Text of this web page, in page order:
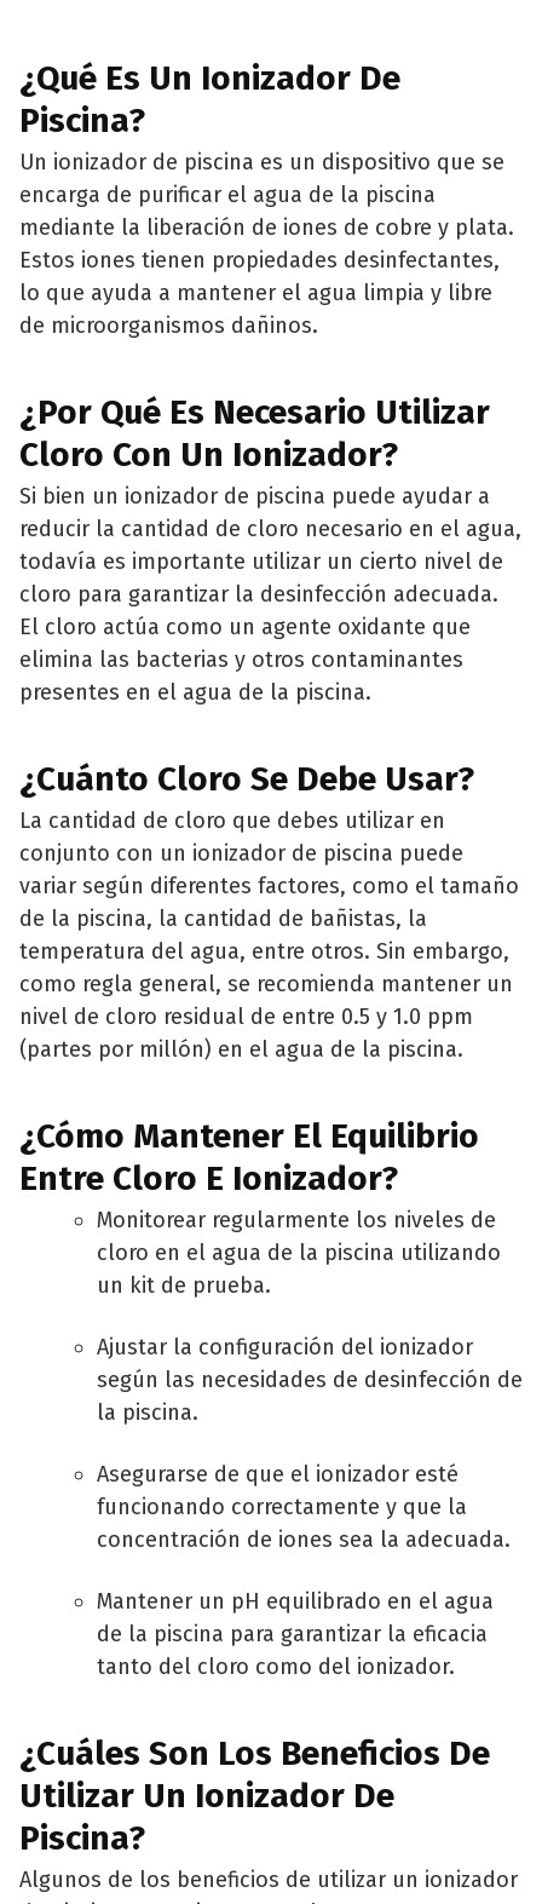
¿Qué Es Un Ionizador De
Piscina?
Un ionizador de piscina es un dispositivo que se
encarga de purificar el agua de la piscina
mediante la liberación de iones de cobre y plata.
Estos iones tienen propiedades desinfectantes,
lo que ayuda a mantener el agua limpia y libre
de microorganismos dañinos.
¿Por Qué Es Necesario Utilizar
Cloro Con Un Ionizador?
Si bien un ionizador de piscina puede ayudar a
reducir la cantidad de cloro necesario en el agua,
todavía es importante utilizar un cierto nivel de
cloro para garantizar la desinfección adecuada.
El cloro actúa como un agente oxidante que
elimina las bacterias y otros contaminantes
presentes en el agua de la piscina.
¿Cuánto Cloro Se Debe Usar?
La cantidad de cloro que debes utilizar en
conjunto con un ionizador de piscina puede
variar según diferentes factores, como el tamaño
de la piscina, la cantidad de bañistas, la
temperatura del agua, entre otros. Sin embargo,
como regla general, se recomienda mantener un
nivel de cloro residual de entre 0.5 y 1.0 ppm
(partes por millón) en el agua de la piscina.
¿Cómo Mantener El Equilibrio
Entre Cloro E Ionizador?
Monitorear regularmente los niveles de
cloro en el agua de la piscina utilizando
un kit de prueba.
Ajustar la configuración del ionizador
según las necesidades de desinfección de
la piscina.
Asegurarse de que el ionizador esté
funcionando correctamente y que la
concentración de iones sea la adecuada.
Mantener un pH equilibrado en el agua
de la piscina para garantizar la eficacia
tanto del cloro como del ionizador.
¿Cuáles Son Los Beneficios De
Utilizar Un Ionizador De
Piscina?
Algunos de los beneficios de utilizar un ionizador